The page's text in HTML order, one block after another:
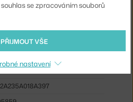
textilní potah, peří, CMHR pěna
se zpracováním souborů
PŘIJMOUT VŠE
nastavení